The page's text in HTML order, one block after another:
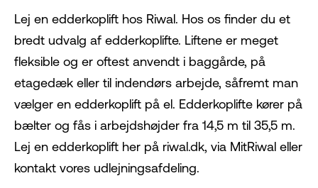
Lej en edderkoplift hos Riwal. Hos os finder du et
bredt udvalg af edderkoplifte. Liftene er meget
fleksible og er oftest anvendt i baggårde, på
etagedæk eller til indendørs arbejde, såfremt man
vælger en edderkoplift på el. Edderkoplifte kører på
bælter og fås i arbejdshøjder fra 14,5 m til 35,5 m.
Lej en edderkoplift her på riwal.dk, via MitRiwal eller
kontakt vores udlejningsafdeling.